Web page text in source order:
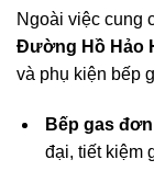
Ngoài việc cung
Đường Hồ Hảo
và phụ kiện bếp
Bếp gas
đại, tiết kiệm